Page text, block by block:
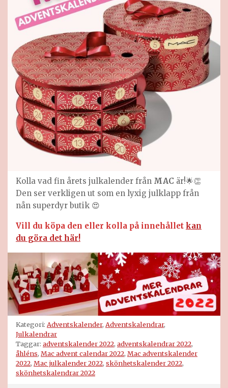
Kolla vad fin årets julkalender från MAC är!🌟👏
Den ser verkligen ut som en lyxig julklapp från
nån superdyr butik 😍
Vill du köpa den eller kolla på innehållet kan
du göra det här!
Kategori: Adventskalender, Adventskalendrar,
Julkalendrar
Taggar: adventskalender 2022, adventskalendrar 2022,
åhléns, Mac advent calendar 2022, Mac adventskalender
2022, Mac julkalender 2022, skönhetskalender 2022,
skönhetskalendrar 2022